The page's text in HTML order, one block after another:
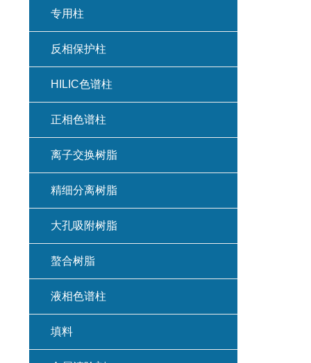
专用柱
反相保护柱
HILIC色谱柱
正相色谱柱
离子交换树脂
精细分离树脂
大孔吸附树脂
螯合树脂
液相色谱柱
填料